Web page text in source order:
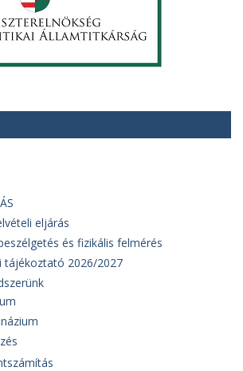
eljárás
és fizikális felmérés
tájékoztató 2026/2027